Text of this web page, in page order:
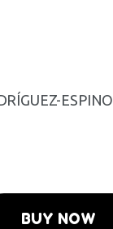
ESPINO
BUY NOW